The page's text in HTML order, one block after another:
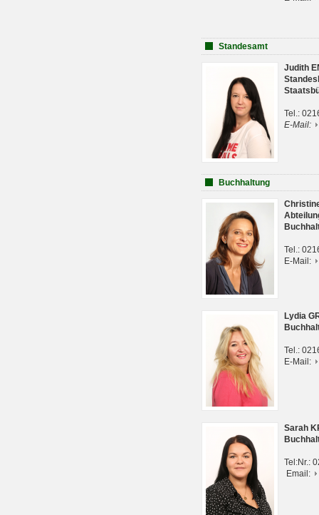
Standesamt
Judith
Tel.:
E-Mail:
Buchhaltung
Tel.:
E-Mail:
Lydia
Tel.:
E-Mail:
Sarah
Tel:Nr.:
Email: